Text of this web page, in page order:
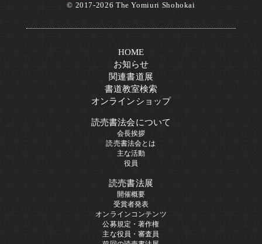
© 2017-2026 The Yomiuri Shohokai
HOME
お知らせ
関連書道展
書道教室検索
オンラインショップ
読売書法会について
会長挨拶
読売書法会とは
主な活動
役員
読売書法展
開催概要
受賞者発表
オンラインコンテンツ
公募規定・著作権
主な役員・審査員